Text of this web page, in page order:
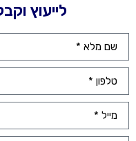
לייעוץ